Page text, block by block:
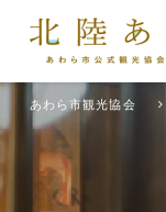
あわら市観光協会